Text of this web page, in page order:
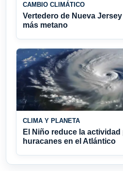
CAMBIO CLIMÁTICO
Vertedero de Nueva
más metano
CLIMA Y PLANETA
El Niño reduce la
huracanes en el Atlántico